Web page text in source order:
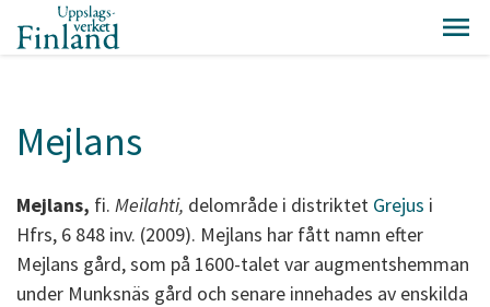
Mejlans
Mejlans, fi. Meilahti, delområde i distriktet Grejus i
Hfrs, 6 848 inv. (2009). Mejlans har fått namn efter
Mejlans gård, som på 1600-talet var augmentshemman
under Munksnäs gård och senare innehades av enskilda